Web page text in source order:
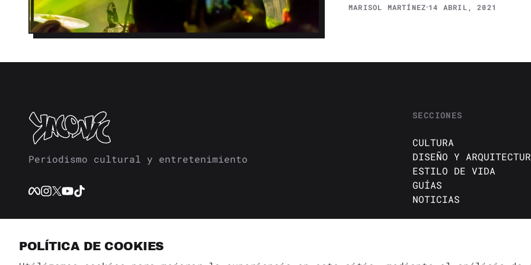
MARISOL MARTÍNEZ 14 ABRIL, 2021
Periodismo cultural y entretenimiento
SECCIONES
CULTURA
DISEÑO Y
ESTILO DE VIDA
GUÍAS
NOTICIAS
BÚSQUEDA
POLÍTICA DE COOKIES